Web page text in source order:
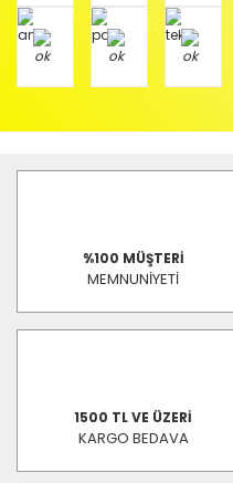
%100 MÜŞTERİ
MEMNUNİYETİ
1500 TL VE ÜZERİ
KARGO BEDAVA